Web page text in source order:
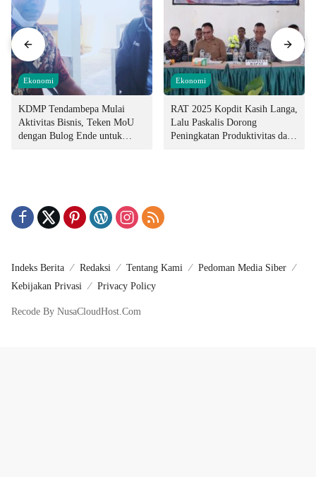
Ekonomi
KDMP Tendambepa Mulai
Aktivitas Bisnis, Teken MoU
dengan Bulog Ende untuk
Ekonomi
RAT 2025 Kopdit Kasih Langa,
Lalu Paskalis Dorong
Peningkatan Produktivitas dan
Indeks Berita Redaksi Tentang Kami
Pedoman Media Siber
Kebijakan Privasi
Privacy Policy
Recode By NusaCloudHost.Com